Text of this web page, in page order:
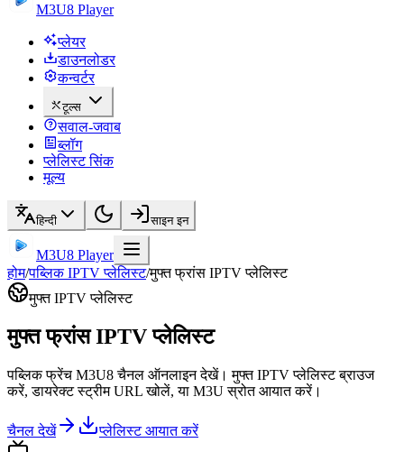
M3U8 Player
प्लेयर
डाउनलोडर
कन्वर्टर
टूल्स
सवाल-जवाब
ब्लॉग
प्लेलिस्ट सिंक
मूल्य
हिन्दी साइन इन
M3U8 Player
होम/पब्लिक IPTV प्लेलिस्ट/मुफ्त फ्रांस IPTV प्लेलिस्ट
मुफ्त IPTV प्लेलिस्ट
मुफ्त फ्रांस IPTV प्लेलिस्ट
पब्लिक फ्रेंच M3U8 चैनल ऑनलाइन देखें। मुफ्त IPTV प्लेलिस्ट ब्राउज
करें, डायरेक्ट स्ट्रीम URL खोलें, या M3U स्रोत आयात करें।
चैनल देखें प्लेलिस्ट आयात करें